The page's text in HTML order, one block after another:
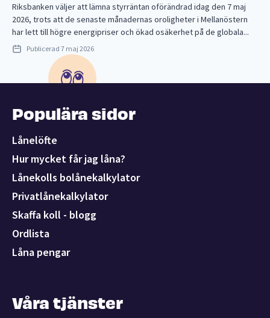
Riksbanken väljer att lämna styrräntan oförändrad idag den 7 maj
2026, trots att de senaste månadernas oroligheter i Mellanöstern
har lett till högre energipriser och ökad osäkerhet på de globala...
Publicerad 7 maj 2026
Populära sidor
Lånelöfte
Hur mycket får jag låna?
Lånekolls bolånekalkylator
Privatlånekalkylator
Skaffa koll - blogg
Ordlista
Låna pengar
Våra tjänster